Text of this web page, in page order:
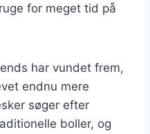
for meget tid på
har vundet frem,
endnu mere
søger efter
boller, og